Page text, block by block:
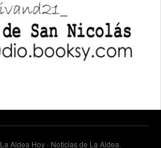
La Aldea Hoy - Noticias de La Aldea